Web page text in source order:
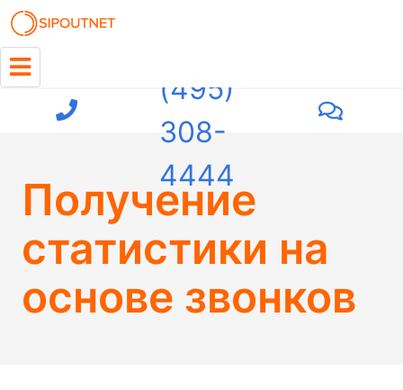
(495)
308-
4444
Получение
статистики на
основе звонков